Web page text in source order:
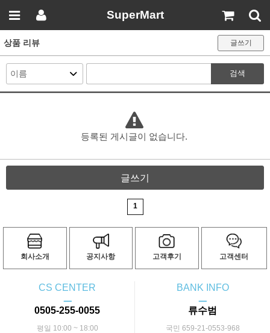
SuperMart
상품 리뷰 글쓰기
검색
등록된 게시글이 없습니다.
글쓰기
1
회사소개 공지사항 고객후기 고객센터
CS CENTER
ㅡ
0505-255-0055
평일 10:00 ~ 18:00
BANK INFO
ㅡ
류수범
국민 659-21-0553-968